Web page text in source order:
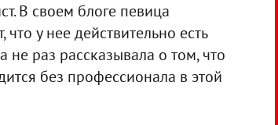
В своем блоге певица
у нее действительно есть
не раз рассказывала о том, что
без профессионала в этой